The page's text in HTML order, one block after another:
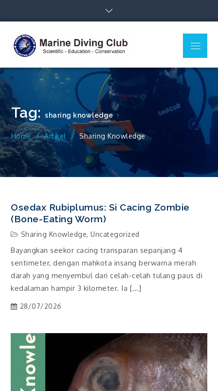
MDC Ilmu
Kelautan
Undip
Menu
Tag: sharing knowledge
Home Artikel Sharing Knowledge
Osedax Rubiplumus: Si Cacing Zombie
(Bone-Eating Worm)
Sharing Knowledge,Uncategorized
Bayangkan seekor cacing transparan sepanjang 4
sentimeter, dengan mahkota insang berwarna merah
darah yang menyembul dari celah-celah tulang paus di
kedalaman hampir 3 kilometer. Ia […]
28/07/2026